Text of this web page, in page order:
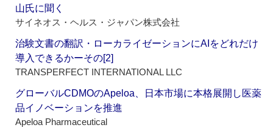
山氏に聞く
サイネオス・ヘルス・ジャパン株式会社
治験文書の翻訳・ローカライゼーションにAIをどれだけ
導入できるかーその[2]
TRANSPERFECT INTERNATIONAL LLC
グローバルCDMOのApeloa、日本市場に本格展開し医薬
品イノベーションを推進
Apeloa Pharmaceutical